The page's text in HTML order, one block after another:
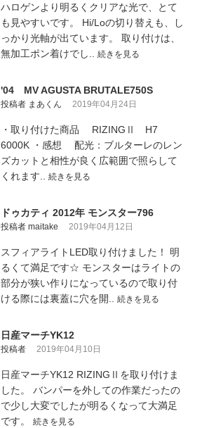
ハロゲンより明るくクリアな光で、とて
も見やすいです。 Hi/Loの切り替えも、し
っかり光軸が出ています。 取り付けは、
無加工ポン着けでし.. 続きを見る
'04 MV AGUSTA BRUTALE750S
投稿者 まあくん 2019年04月24日
・取り付けた商品 RIZINGⅡ H7
6000K ・感想 配光：ブルターレのレン
ズカットと相性が良く広範囲で照らして
くれます.. 続きを見る
ドゥカティ 2012年 モンスター796
投稿者 maitake 2019年04月12日
スフィアライトLED取り付けました！ 明
るくて満足です☆ モンスターはライトの
部分が狭い作りになっているので取り付
ける際には裏蓋に穴を開.. 続きを見る
日産マーチYK12
投稿者 2019年04月10日
日産マーチYK12 RIZINGⅡを取り付けま
した。 バンパーを外しての作業だったの
で少し大変でしたが明るくなって大満足
です。 続きを見る